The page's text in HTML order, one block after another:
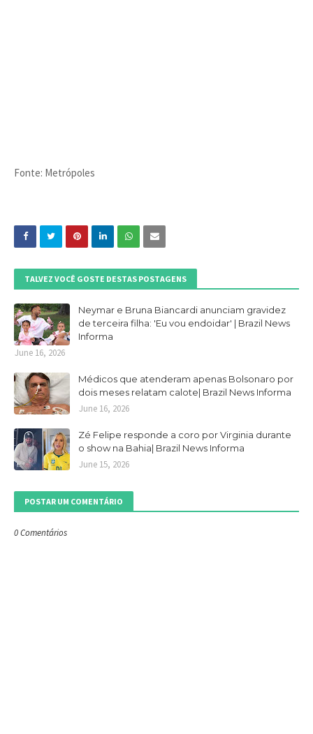
Fonte: Metrópoles
TALVEZ VOCÊ GOSTE DESTAS POSTAGENS
Neymar e Bruna Biancardi anunciam gravidez
de terceira filha: 'Eu vou endoidar' | Brazil News
Informa
June 16, 2026
Médicos que atenderam apenas Bolsonaro por
dois meses relatam calote| Brazil News Informa
June 16, 2026
Zé Felipe responde a coro por Virginia durante
o show na Bahia| Brazil News Informa
June 15, 2026
POSTAR UM COMENTÁRIO
0 Comentários